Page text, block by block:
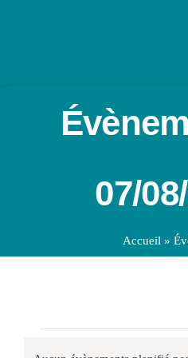
07/
Accueil »